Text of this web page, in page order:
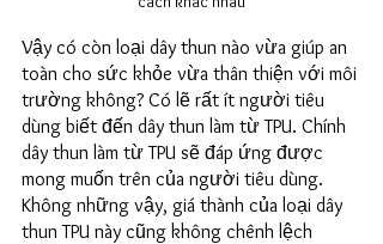
Vậy có còn loại dây thun nào vừa giúp an
toàn cho sức khỏe vừa thân thiện với môi
trường không? Có lẽ rất ít người tiêu
dùng biết đến dây thun làm từ TPU. Chính
dây thun làm từ TPU sẽ đáp ứng được
mong muốn trên của người tiêu dùng.
Không những vậy, giá thành của loại dây
thun TPU này cũng không chênh lệch